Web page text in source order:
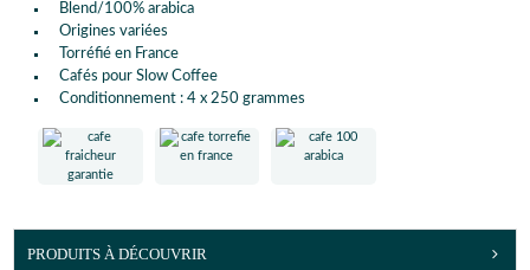
Blend/100% arabica
Origines variées
Torréfié en France
Cafés pour Slow Coffee
Conditionnement : 4 x 250 grammes
PRODUITS À DÉCOUVRIR